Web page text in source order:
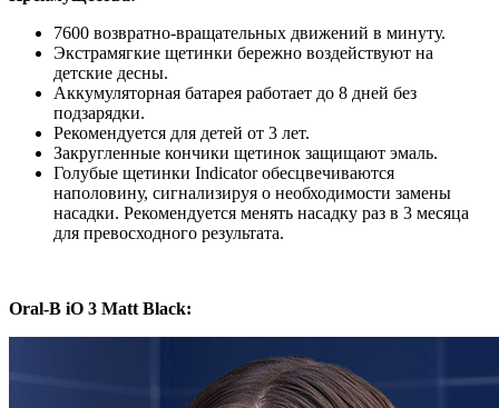
7600 возвратно-вращательных движений в минуту.
Экстрамягкие щетинки бережно воздействуют на
детские десны.
Аккумуляторная батарея работает до 8 дней без
подзарядки.
Рекомендуется для детей от 3 лет.
Закругленные кончики щетинок защищают эмаль.
Голубые щетинки Indicator обесцвечиваются
наполовину, сигнализируя о необходимости замены
насадки. Рекомендуется менять насадку раз в 3 месяца
для превосходного результата.
Oral-B iO 3 Matt Black: